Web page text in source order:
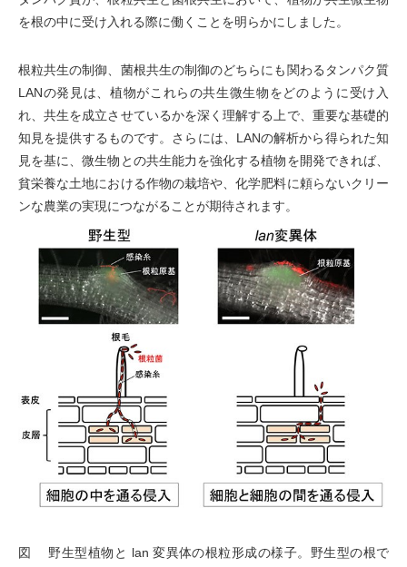
を根の中に受け入れる際に働くことを明らかにしました。
根粒共生の制御、菌根共生の制御のどちらにも関わるタンパク質
LANの発見は、植物がこれらの共生微生物をどのように受け入
れ、共生を成立させているかを深く理解する上で、重要な基礎的
知見を提供するものです。さらには、LANの解析から得られた知
見を基に、微生物との共生能力を強化する植物を開発できれば、
貧栄養な土地における作物の栽培や、化学肥料に頼らないクリー
ンな農業の実現につながることが期待されます。
図 野生型植物と lan 変異体の根粒形成の様子。野生型の根で